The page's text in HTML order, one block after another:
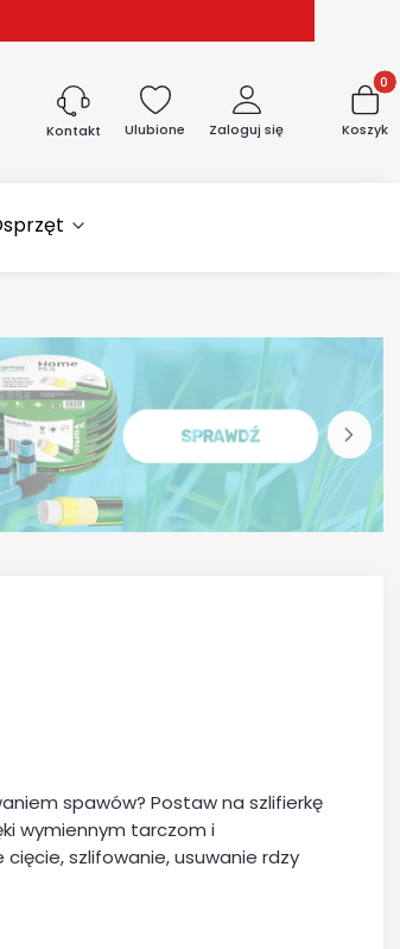
Kontakt Ulubione Zaloguj się Koszyk
spawów? Postaw na szlifierkę
wymiennym tarczom i
szlifowanie, usuwanie rdzy